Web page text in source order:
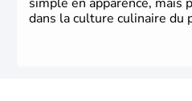
dans la culture culinaire du